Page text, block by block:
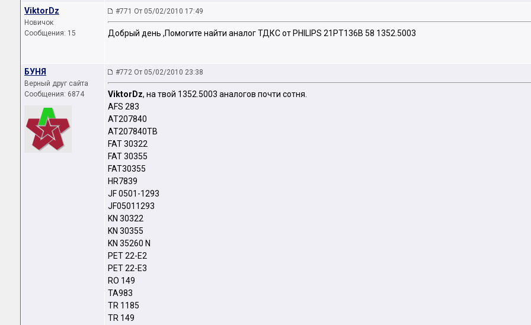
ViktorDz
Новичок
Сообщения: 15
#771 От 05/02/2010 17:49
Добрый день ,Помогите найти аналог ТДКС от PHILIPS 21PT136B 58 1352.5003
БУНЯ
Верный друг сайта
Сообщения: 6874
#772 От 05/02/2010 23:38
ViktorDz, на твой 1352.5003 аналогов почти сотня.
AFS 283
AT207840
AT207840TB
FAT 30322
FAT 30355
FAT30355
HR7839
JF 0501-1293
JF05011293
KN 30322
KN 30355
KN 35260 N
PET 22-E2
PET 22-E3
RO 149
TA983
TR 1185
TR 149